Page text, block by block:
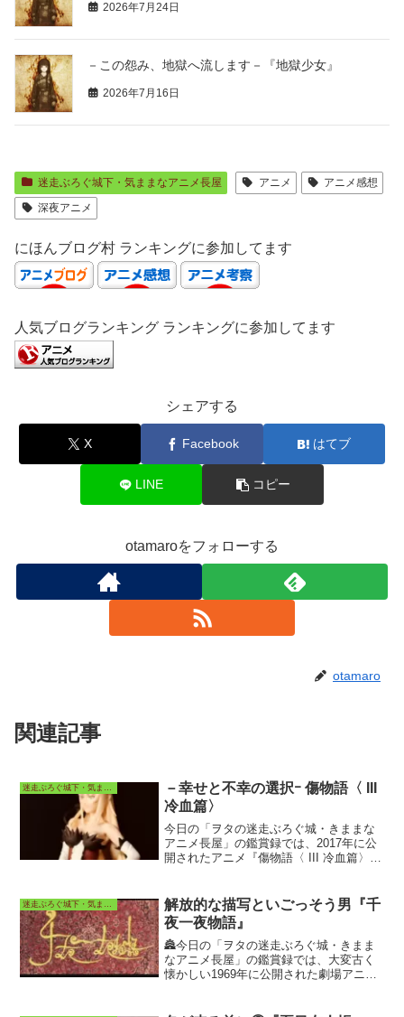
2026年7月24日
－この怨み、地獄へ流します－『地獄少女』
2026年7月16日
迷走ぶろぐ城下・気ままなアニメ長屋 アニメ
アニメ感想
深夜アニメ
にほんブログ村 ランキングに参加してます
人気ブログランキング ランキングに参加してます
シェアする
X Facebook はてブ
LINE コピー
otamaroをフォローする
otamaro
関連記事
迷走ぶろぐ城下・気ままなアニメ長屋
－幸せと不幸の選択ｰ 傷物語〈 III
冷血篇〉
今日の「ヲタの迷走ぶろぐ城・きままな
アニメ長屋」の鑑賞録では、2017年に公
開されたアニメ『傷物語〈 III 冷血篇〉』
迷走ぶろぐ城下・気ままなアニメ長屋
解放的な描写といごっそう男『千
夜一夜物語』
🏯今日の「ヲタの迷走ぶろぐ城・きまま
なアニメ長屋」の鑑賞録では、大変古く
懐かしい1969年に公開された劇場アニメ